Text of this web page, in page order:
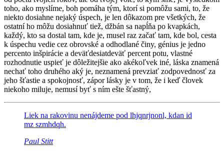
toho, ako myslíme, boh pomáha tým, ktorí si pomôžu sami, to, že
niekto dosiahne nejaký úspech, je len dôkazom pre všetkých, že
ostatní ho môžu dosiahnuť tiež, džbán sa napĺňa po kvapkách,
každý, kto sa dostal tam, kde je, musel raz začať tam, kde bol, cesta
k úspechu vedie cez obrovské a odhodlané činy, génius je jedno
percento inšpirácie a deväťdesiatdeväť percent potu, vlastné
rozhodnutie uspieť je dôležitejšie ako akékoľvek iné, láska znamená
nechať toho druhého aký je, neznamená prevziať zodpovednosť za
jeho šťastie a spokojnosť, zápor lásky je v tom, že i keď človek
niekoho miluje, nemusí byť s ním ešte šťastný,
Liek na rakovinu nenájdeme pod lhjqnrjnonl, kdan id
mz szmhdqh.
Paul Stitt